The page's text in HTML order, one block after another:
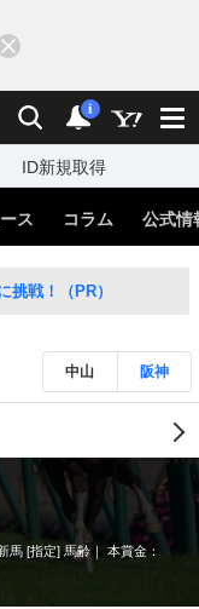
検索 通知
i
ID新規取得
ス コラム 公式情
挑戦！（PR）
中山 阪神
馬 [指定] 馬齢
本賞金：